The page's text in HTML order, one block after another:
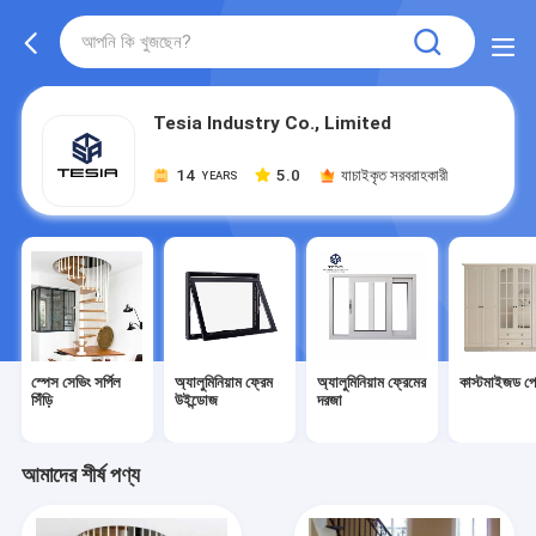
Tesia Industry Co., Limited
14 YEARS 5.0 যাচাইকৃত সরবরাহকারী
স্পেস সেভিং সর্পিল
সিঁড়ি
অ্যালুমিনিয়াম ফ্রেম
উইন্ডোজ
অ্যালুমিনিয়াম ফ্রেমের
দরজা
কাস্টমাইজড
আমাদের শীর্ষ পণ্য